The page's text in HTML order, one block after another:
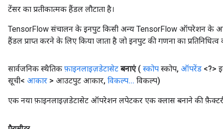
टेंसर का प्रतीकात्मक हैंडल लौटाता है।
TensorFlow संचालन के इनपुट किसी अन्य TensorFlow ऑपरेशन के
हैंडल प्राप्त करने के लिए किया जाता है जो इनपुट की गणना का प्रतिनिधित्व
सार्वजनिक स्थैतिक फ़ाइनलाइज़डेटासेट बनाएं ( स्कोप स्कोप, ऑपरेंड <?>
सूची< आकार > आउटपुट आकार, विकल्प... विकल्प)
एक नया फ़ाइनलाइज़डेटासेट ऑपरेशन लपेटकर एक क्लास बनाने की फ़ैक्टरी